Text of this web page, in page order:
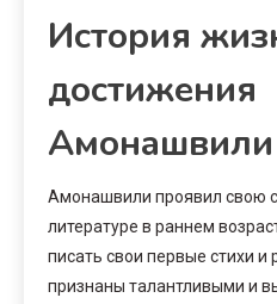
История
достижения
Амонашвили проявил свою
литературе в раннем
писать свои первые стихи и
признаны талантливыми и